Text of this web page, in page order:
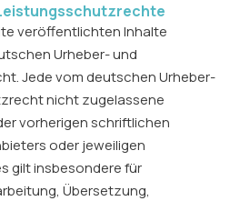
veröffentlichten Inhalte
Urheber- und
Jede vom deutschen Urheber-
nicht zugelassene
vorherigen schriftlichen
oder jeweiligen
gilt insbesondere für
Übersetzung,